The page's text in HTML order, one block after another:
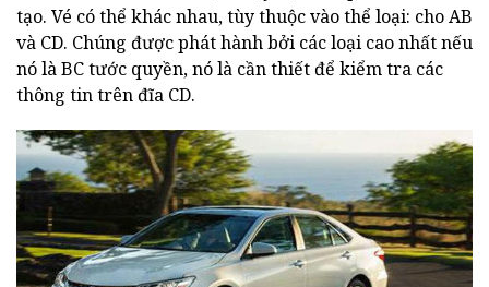
tạo. Vé có thể khác nhau, tùy thuộc vào thể loại: cho AB
và CD. Chúng được phát hành bởi các loại cao nhất nếu
nó là BC tước quyền, nó là cần thiết để kiểm tra các
thông tin trên đĩa CD.